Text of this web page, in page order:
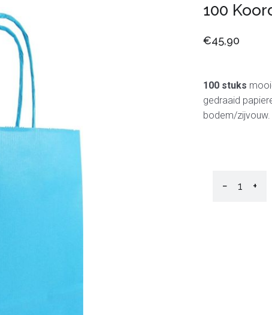
100
€45,90
100 stuks
gedraaid
bodem/zijvouw.
− +